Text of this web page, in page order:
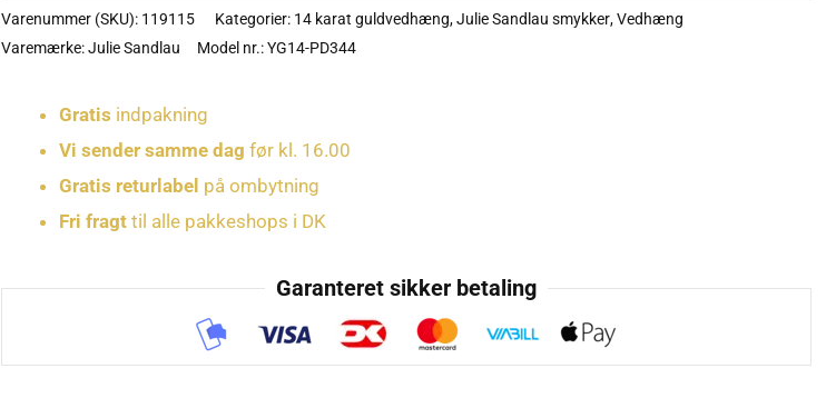
Varenummer (SKU): 119115 Kategorier: 14 karat guldvedhæng,Julie Sandlau smykker,Vedhæng
Varemærke:Julie Sandlau Model nr.: YG14-PD344
Gratis indpakning
Vi sender samme dag før kl. 16.00
Gratis returlabel på ombytning
Fri fragttil alle pakkeshops i DK
Garanteret sikker betaling